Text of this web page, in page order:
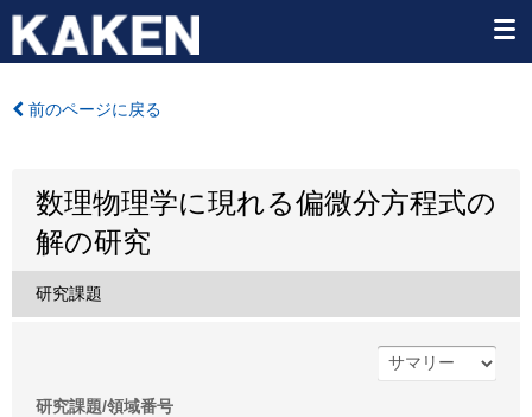
前のページに戻る
数理物理学に現れる偏微分方程式の
解の研究
研究課題
研究課題/領域番号